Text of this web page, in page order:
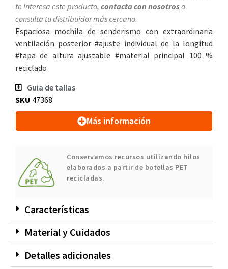
te interesa este producto, contacta con nosotroso
consulta tu distribuidor más cercano.
Espaciosa mochila de senderismo con extraordinaria
ventilación posterior #ajuste individual de la longitud
#tapa de altura ajustable #material principal 100 %
reciclado
Guia de tallas
SKU 47368
Más información
Conservamos recursos utilizando hilos
elaborados a partir de botellas PET
recicladas.
Características
Material y Cuidados
Detalles adicionales